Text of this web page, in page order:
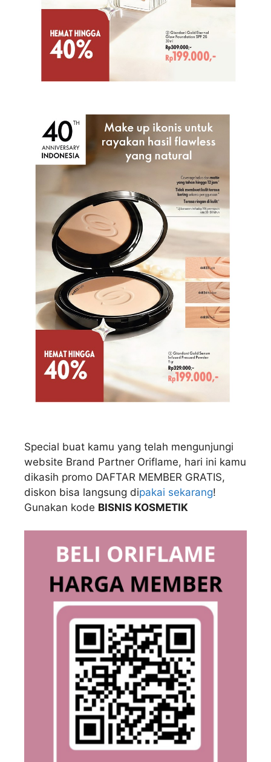
Special buat kamu yang telah mengunjungi
website Brand Partner Oriflame, hari ini kamu
dikasih promo DAFTAR MEMBER GRATIS,
diskon bisa langsung dipakai sekarang!
Gunakan kode BISNIS KOSMETIK